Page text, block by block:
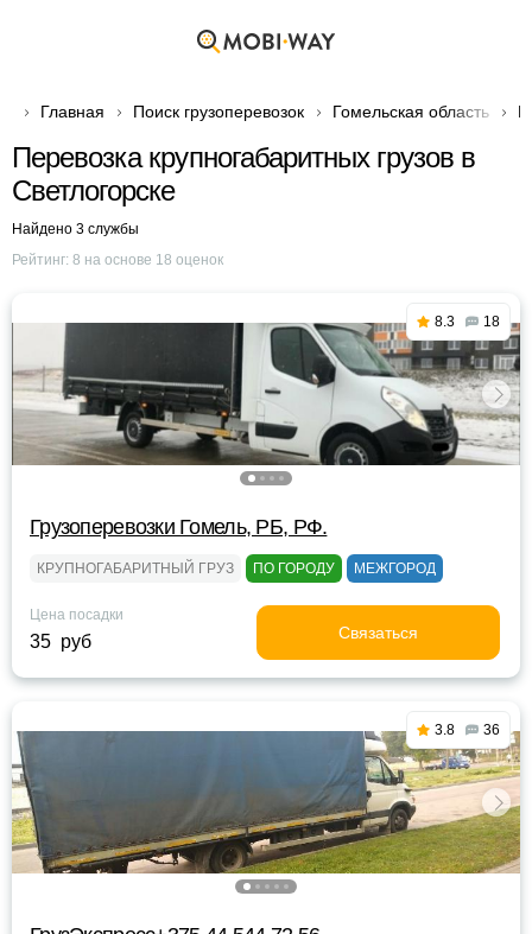
Главная Поиск грузоперевозок Гомельская область
Перевозка крупногабаритных грузов в
Светлогорске
Найдено 3 службы
Рейтинг: 8 на основе 18 оценок
8.3 18
Грузоперевозки Гомель, РБ, РФ.
КРУПНОГАБАРИТНЫЙ ГРУЗ ПО ГОРОДУ МЕЖГОРОД
Цена посадки
35 руб Связаться
3.8 36